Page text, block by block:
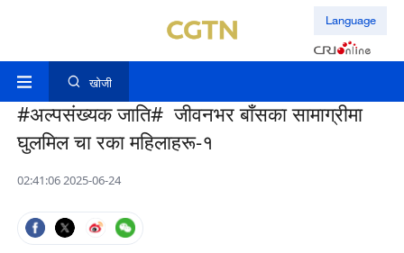
Language
खोजी
#अल्पसंख्यक जाति# जीवनभर बाँसका सामाग्रीमा
घुलमिल चा रका महिलाहरू-१
02:41:06 2025-06-24